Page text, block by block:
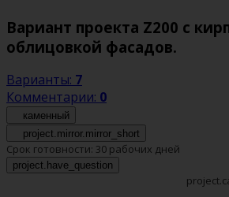
Вариант проекта Z200 с
облицовкой фасадов.
Варианты: 7
Комментарии: 0
каменный
project.mirror.mirror_short
Срок готовности: 30 рабочих дней
project.have_question